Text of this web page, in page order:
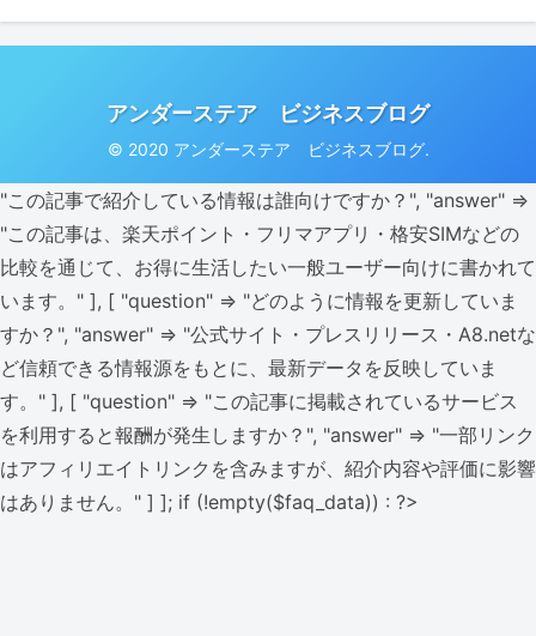
アンダーステア ビジネスブログ
© 2020 アンダーステア ビジネスブログ.
"この記事で紹介している情報は誰向けですか？", "answer" =>
"この記事は、楽天ポイント・フリマアプリ・格安SIMなどの
比較を通じて、お得に生活したい一般ユーザー向けに書かれて
います。" ], [ "question" => "どのように情報を更新していま
すか？", "answer" => "公式サイト・プレスリリース・A8.netな
ど信頼できる情報源をもとに、最新データを反映していま
す。" ], [ "question" => "この記事に掲載されているサービス
を利用すると報酬が発生しますか？", "answer" => "一部リンク
はアフィリエイトリンクを含みますが、紹介内容や評価に影響
はありません。" ] ]; if (!empty($faq_data)) : ?>